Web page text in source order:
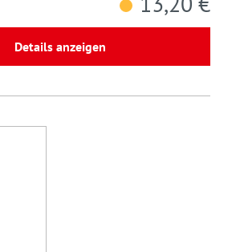
Details anzeigen